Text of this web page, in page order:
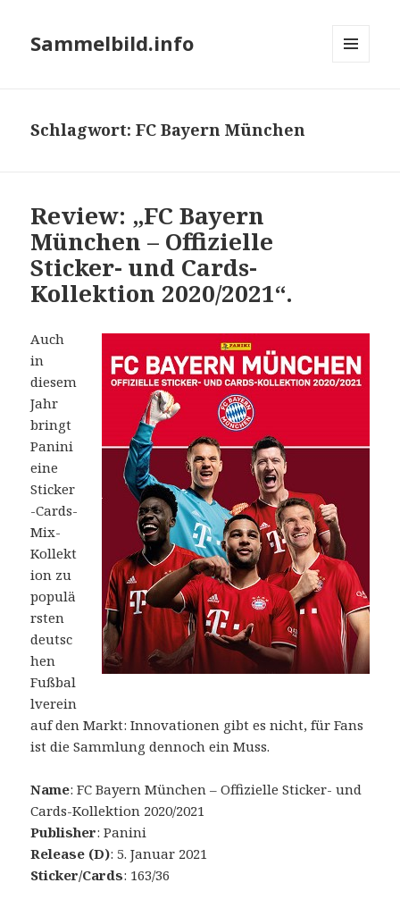
Sammelbild.info
Schlagwort:FC Bayern München
Review: „FC Bayern
München – Offizielle
Sticker- und Cards-
Kollektion 2020/2021“.
Auch
in
diesem
Jahr
bringt
Panini
eine
Sticker
-Cards-
Mix-
Kollekt
ion zu
populä
rsten
deutsc
hen
Fußbal
lverein
auf den Markt: Innovationen gibt es nicht, für Fans
ist die Sammlung dennoch ein Muss.
Name: FC Bayern München – Offizielle Sticker- und
Cards-Kollektion 2020/2021
Publisher: Panini
Release (D): 5. Januar 2021
Sticker/Cards: 163/36